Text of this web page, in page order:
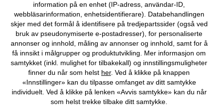
Du kan også finne oss på
Kjøpsvilkår Personopplysninger Cookie-innstillinger
Om Oss Angre kjøp
©2026 bonprix.
information på en enhet (IP-adress, användar-ID,
webbläsarinformation, enhetsidentifierare). Databehandlingen
skjer med det formål å identifisere på tredjepartssider (også ved
bruk av pseudonymiserte e-postadresser), for personaliserte
annonser og innhold, måling av annonser og innhold, samt for å
få innsikt i målgrupper og produktutvikling. Mer informasjon om
samtykket (inkl. mulighet for tilbakekall) og innstillingsmuligheter
finner du når som helst her. Ved å klikke på knappen
«Innstillinger» kan du tilpasse omfanget av ditt samtykke
individuelt. Ved å klikke på lenken «Avvis samtykke» kan du når
som helst trekke tilbake ditt samtykke.